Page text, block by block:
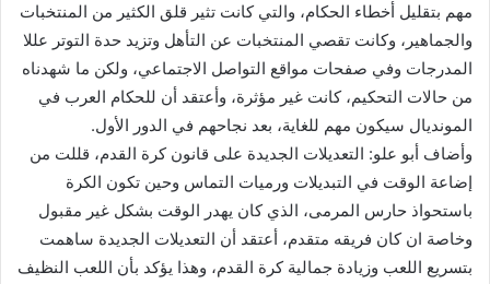
مهم بتقليل أخطاء الحكام، والتي كانت تثير قلق الكثير من المنتخبات
والجماهير، وكانت تقصي المنتخبات عن التأهل وتزيد حدة التوتر عللا
المدرجات وفي صفحات مواقع التواصل الاجتماعي، ولكن ما شهدناه
من حالات التحكيم، كانت غير مؤثرة، وأعتقد أن للحكام العرب في
المونديال سيكون مهم للغاية، بعد نجاحهم في الدور الأول.
وأضاف أبو علو: التعديلات الجديدة على قانون كرة القدم، قللت من
إضاعة الوقت في التبديلات ورميات التماس وحين تكون الكرة
باستحواذ حارس المرمى، الذي كان يهدر الوقت بشكل غير مقبول
وخاصة ان كان فريقه متقدم، أعتقد أن التعديلات الجديدة ساهمت
بتسريع اللعب وزيادة جمالية كرة القدم، وهذا يؤكد بأن اللعب النظيف